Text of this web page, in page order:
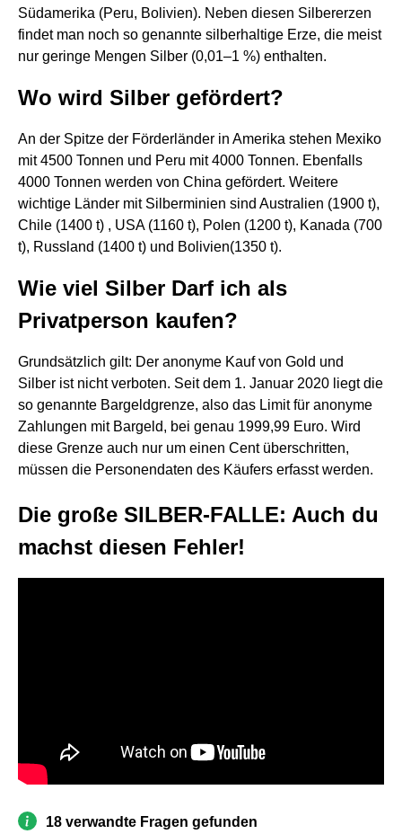
Südamerika (Peru, Bolivien). Neben diesen Silbererzen
findet man noch so genannte silberhaltige Erze, die meist
nur geringe Mengen Silber (0,01–1 %) enthalten.
Wo wird Silber gefördert?
An der Spitze der Förderländer in Amerika stehen Mexiko
mit 4500 Tonnen und Peru mit 4000 Tonnen. Ebenfalls
4000 Tonnen werden von China gefördert. Weitere
wichtige Länder mit Silberminien sind Australien (1900 t),
Chile (1400 t) , USA (1160 t), Polen (1200 t), Kanada (700
t), Russland (1400 t) und Bolivien(1350 t).
Wie viel Silber Darf ich als
Privatperson kaufen?
Grundsätzlich gilt: Der anonyme Kauf von Gold und
Silber ist nicht verboten. Seit dem 1. Januar 2020 liegt die
so genannte Bargeldgrenze, also das Limit für anonyme
Zahlungen mit Bargeld, bei genau 1999,99 Euro. Wird
diese Grenze auch nur um einen Cent überschritten,
müssen die Personendaten des Käufers erfasst werden.
Die große SILBER-FALLE: Auch du
machst diesen Fehler!
18 verwandte Fragen gefunden